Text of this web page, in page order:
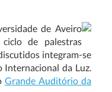
de Aveiro
de palestras
integram-se
Internacional da Luz.
Grande Auditório da